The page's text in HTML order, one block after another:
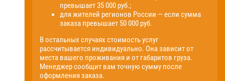
превышает 35 000 руб.;
для жителей регионов России — если сумма
заказа превышает 50 000 руб.
В остальных случаях стоимость услуг
рассчитывается индивидуально. Она зависит от
места вашего проживания и от габаритов груза.
Менеджер сообщит вам точную сумму после
оформления заказа.